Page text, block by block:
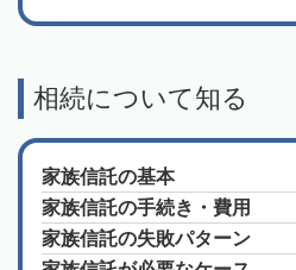
相続について知る
家族信託の基本
家族信託の手続き・費用
家族信託の失敗パターン